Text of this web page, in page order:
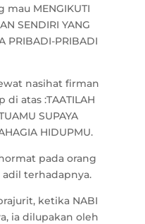
MENGIKUTI
SENDIRI YANG
PRIBADI-PRIBADI
nasihat firman
atas :TAATILAH
SUPAYA
HIDUPMU.
pada orang
terhadapnya.
ketika NABI
ia dilupakan oleh